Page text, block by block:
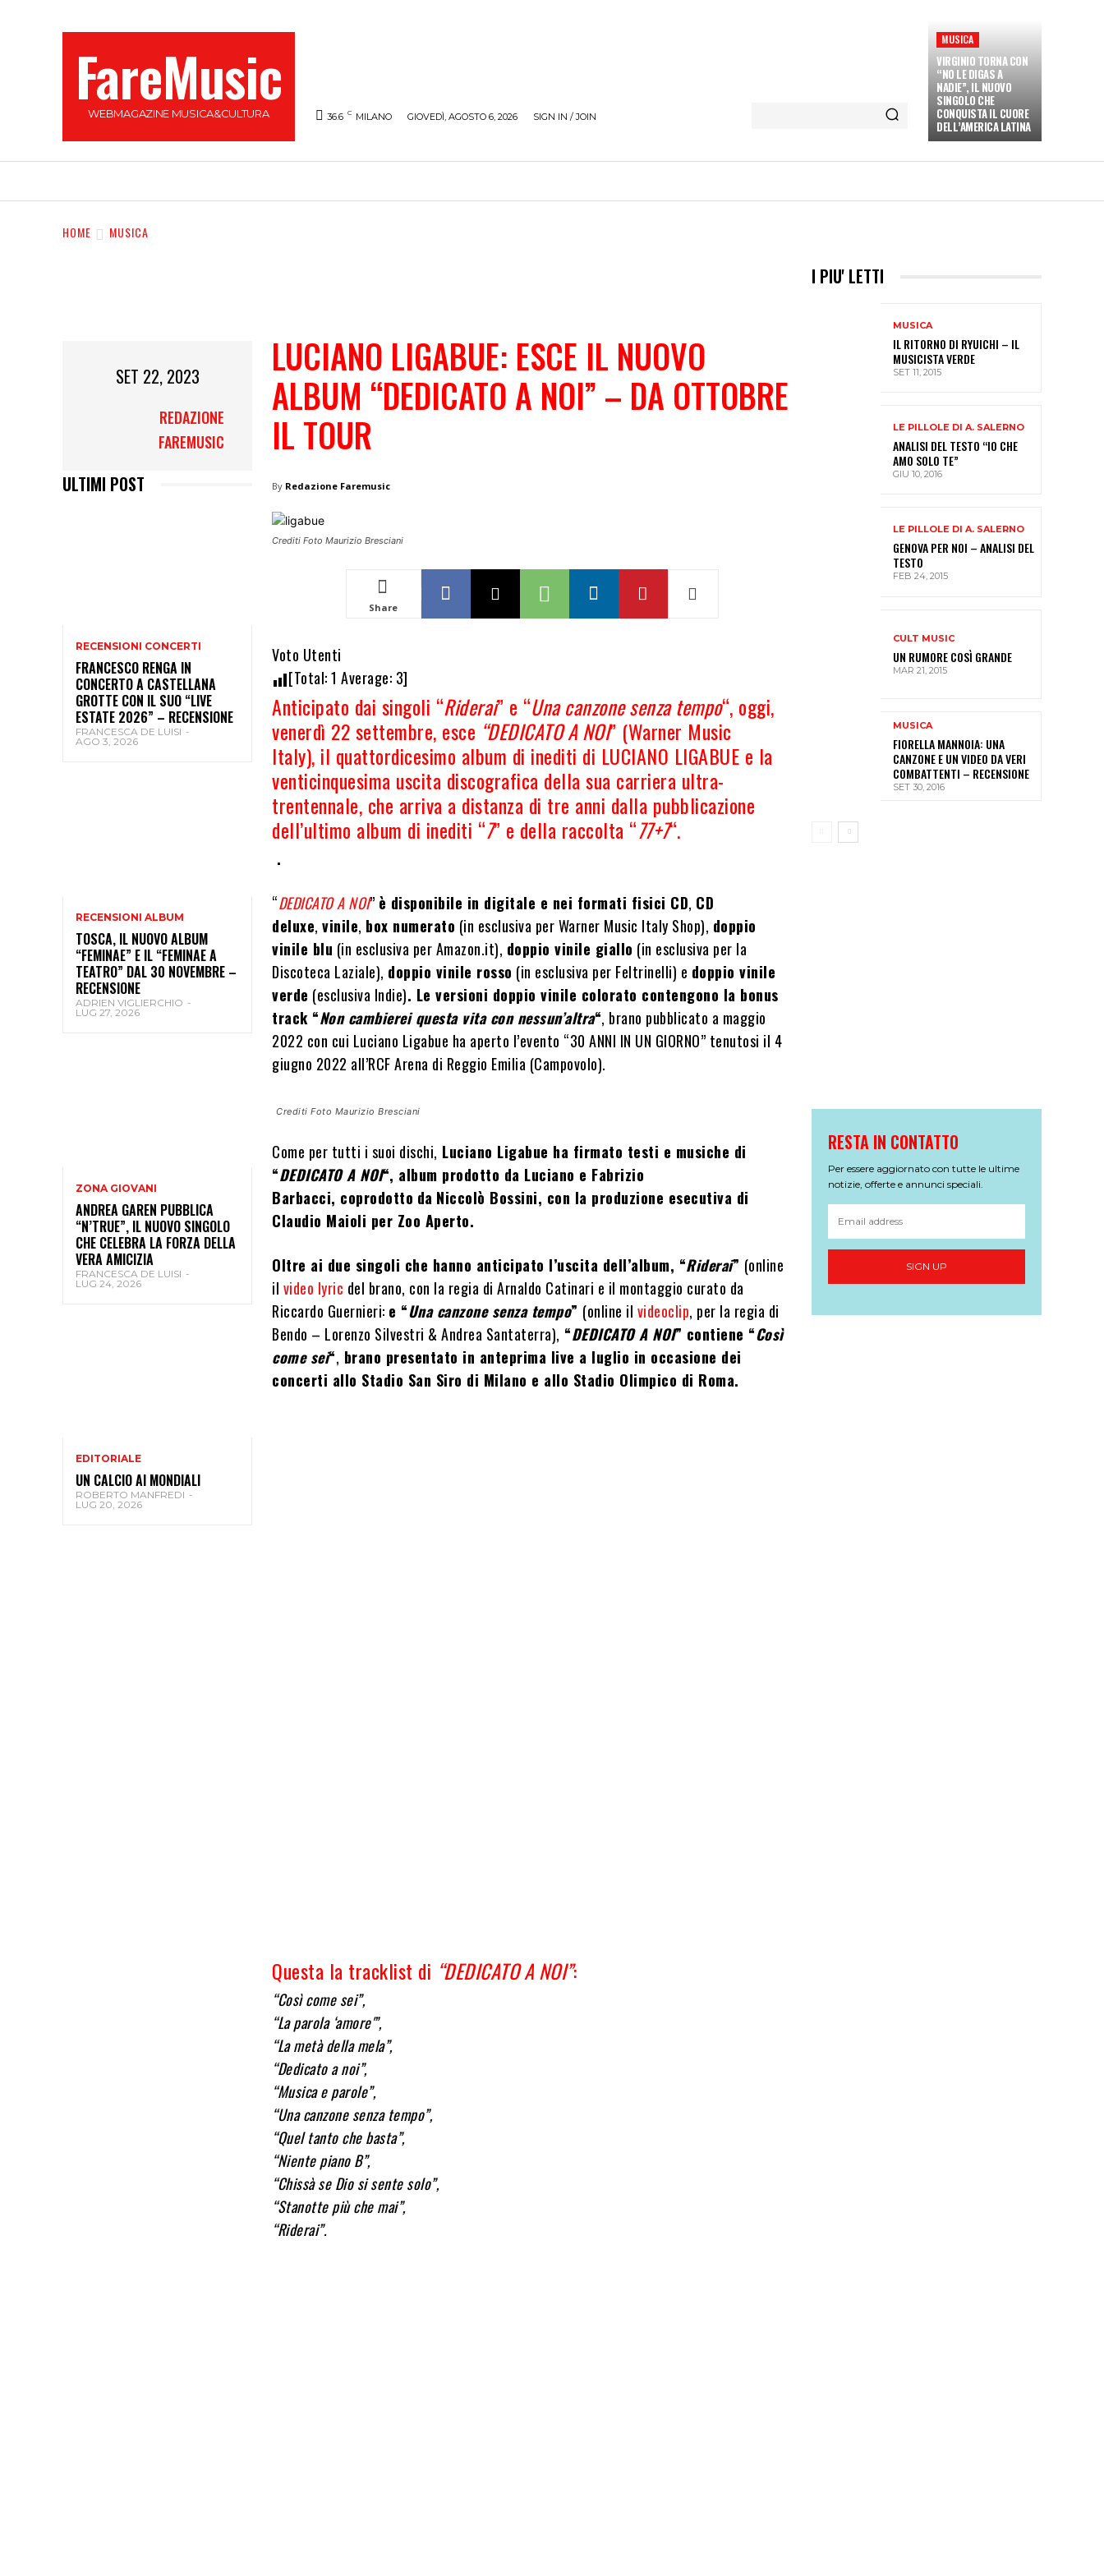
FareMusic
WEBMAGAZINE MUSICA&CULTURA 36.6 C MILANO GIOVEDÌ, AGOSTO 6, 2026 SIGN IN / JOIN
MUSICA
VIRGINIO TORNA CON
“NO LE DIGAS A
NADIE”, IL NUOVO
SINGOLO CHE
CONQUISTA IL CUORE
DELL’AMERICA LATINA
HOME MUSICA
SET 22, 2023
REDAZIONE
FAREMUSIC
ULTIMI POST
RECENSIONI CONCERTI
FRANCESCO RENGA IN
CONCERTO A CASTELLANA
GROTTE CON IL SUO “LIVE
ESTATE 2026” – RECENSIONE
FRANCESCA DE LUISI -
AGO 3, 2026
RECENSIONI ALBUM
TOSCA, IL NUOVO ALBUM
“FEMINAE” E IL “FEMINAE A
TEATRO” DAL 30 NOVEMBRE –
RECENSIONE
ADRIEN VIGLIERCHIO -
LUG 27, 2026
ZONA GIOVANI
ANDREA GAREN PUBBLICA
“N’TRUE”, IL NUOVO SINGOLO
CHE CELEBRA LA FORZA DELLA
VERA AMICIZIA
FRANCESCA DE LUISI -
LUG 24, 2026
EDITORIALE
UN CALCIO AI MONDIALI
ROBERTO MANFREDI -
LUG 20, 2026
LUCIANO LIGABUE: ESCE IL NUOVO
ALBUM “DEDICATO A NOI” – DA OTTOBRE
IL TOUR
By Redazione Faremusic
Crediti Foto Maurizio Bresciani
Share
Voto Utenti
[Total:1 Average: 3]
Anticipato dai singoli “Riderai” e “Una canzone senza tempo“, oggi,
venerdì 22 settembre, esce “DEDICATO A NOI” (Warner Music
Italy), il quattordicesimo album di inediti di LUCIANO LIGABUE e la
venticinquesima uscita discografica della sua carriera ultra-
trentennale, che arriva a distanza di tre anni dalla pubblicazione
dell’ultimo album di inediti “7” e della raccolta “77+7“.
.
“DEDICATO A NOI” è disponibile in digitale e nei formati fisici CD, CD
deluxe,vinile, box numerato (in esclusiva per Warner Music Italy Shop), doppio
vinile blu (in esclusiva per Amazon.it), doppio vinile giallo (in esclusiva per la
Discoteca Laziale), doppio vinile rosso (in esclusiva per Feltrinelli) e doppio vinile
verde (esclusiva Indie). Le versioni doppio vinile colorato contengono la bonus
track “Non cambierei questa vita con nessun’altra“, brano pubblicato a maggio
2022 con cui Luciano Ligabue ha aperto l’evento “30 ANNI IN UN GIORNO” tenutosi il 4
giugno 2022 all’RCF Arena di Reggio Emilia (Campovolo).
Crediti Foto Maurizio Bresciani
Come per tutti i suoi dischi, Luciano Ligabue ha firmato testi e musiche di
“DEDICATO A NOI“, album prodotto da Luciano e Fabrizio
Barbacci, coprodotto da Niccolò Bossini, con la produzione esecutiva di
Claudio Maioli per Zoo Aperto.
Oltre ai due singoli che hanno anticipato l’uscita dell’album, “Riderai” (online
il video lyric del brano, con la regia di Arnaldo Catinari e il montaggio curato da
Riccardo Guernieri: e “Una canzone senza tempo” (online il videoclip, per la regia di
Bendo – Lorenzo Silvestri & Andrea Santaterra), “DEDICATO A NOI” contiene “Così
come sei“, brano presentato in anteprima live a luglio in occasione dei
concerti allo Stadio San Siro di Milano e allo Stadio Olimpico di Roma.
Questa la tracklist di “DEDICATO A NOI”:
“Così come sei”,
“La parola ‘amore'”,
“La metà della mela”,
“Dedicato a noi”,
“Musica e parole”,
“Una canzone senza tempo”,
“Quel tanto che basta”,
“Niente piano B”,
“Chissà se Dio si sente solo”,
“Stanotte più che mai”,
“Riderai”.
I PIU' LETTI
MUSICA
IL RITORNO DI RYUICHI – IL
MUSICISTA VERDE
SET 11, 2015
LE PILLOLE DI A. SALERNO
ANALISI DEL TESTO “IO CHE
AMO SOLO TE”
GIU 10, 2016
LE PILLOLE DI A. SALERNO
GENOVA PER NOI – ANALISI DEL
TESTO
FEB 24, 2015
CULT MUSIC
UN RUMORE COSÌ GRANDE
MAR 21, 2015
MUSICA
FIORELLA MANNOIA: UNA
CANZONE E UN VIDEO DA VERI
COMBATTENTI – RECENSIONE
SET 30, 2016
RESTA IN CONTATTO
Per essere aggiornato con tutte le ultime
notizie, offerte e annunci speciali.
SIGN UP